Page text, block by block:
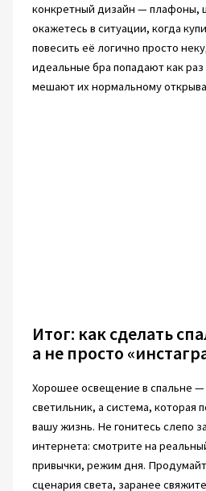
конкретный дизайн — плафоны,
окажетесь в ситуации, когда
повесить её логично просто
идеальные бра попадают как
мешают их нормальному
Итог: как сделать
а не просто
Хорошее освещение в спальне
светильник, а система, которая
вашу жизнь. Не гонитесь слепо
интернета: смотрите на
привычки, режим дня.
сценария света, заранее